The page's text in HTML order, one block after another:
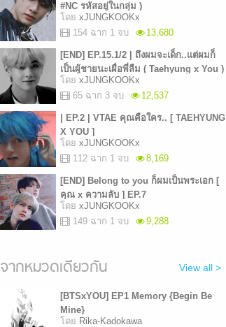
#NC รหัสอยู่ในกลุ่ม )
โดย xJUNGKOOKx
154 ฉาก 1 จบ
13,680
[END] EP.15.1/2 | ถึงผมจะเด็ก..แต่ผมก็
เป็นผู้ชายนะเผื่อพี่ลืม ( Taehyung x You )
โดย xJUNGKOOKx
65 ฉาก 3 จบ
12,537
| EP.2 | VTAE คุณคือใคร.. [ TAEHYUNG
X YOU ]
โดย xJUNGKOOKx
112 ฉาก 1 จบ
8,169
[END] Belong to you ก็ผมเป็นพระเอก [
คุณ x ความลับ ] EP.7
โดย xJUNGKOOKx
149 ฉาก 1 จบ
9,288
จากหมวดเดียวกัน View all >
[BTSxYOU] EP1 Memory {Begin Be
Mine}
โดย Rika-Kadokawa